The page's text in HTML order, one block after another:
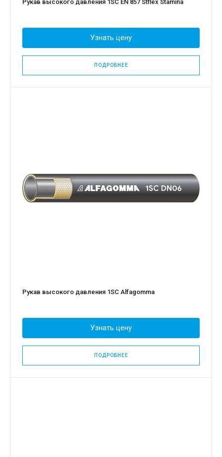
Рукав высокого давления 1SC EN 857 Stflex Stamina
Узнать цену
ПОДРОБНЕЕ
Рукав высокого давления 1SC Alfagomma
Узнать цену
ПОДРОБНЕЕ